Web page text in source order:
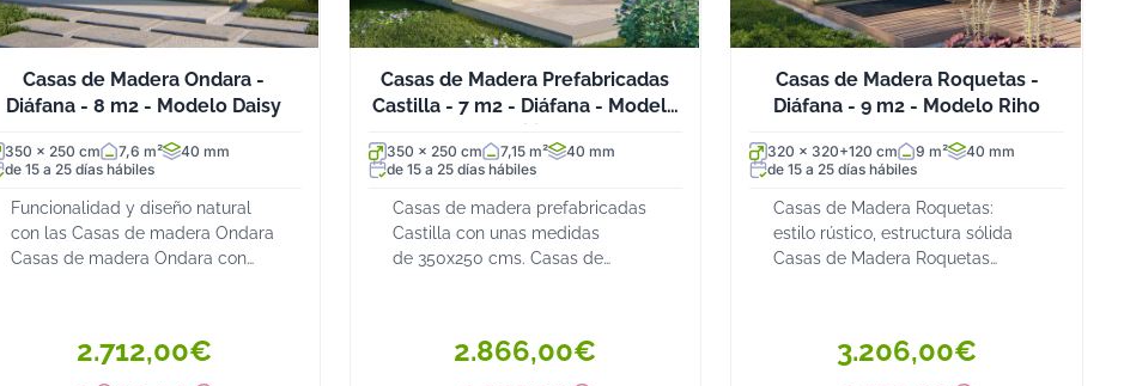
Casas de Madera Ondara -
Diáfana - 8 m2 - Modelo Daisy
350 x 250 cm 7,6 m²
40 mm
de 15 a 25 días hábiles
Funcionalidad y diseño natural
con las Casas de madera Ondara
Casas de madera Ondara con
ideal para qu...2.712,00€
Casas de Madera Prefabricadas
Castilla - 7 m2 - Diáfana - Modelo
350 x 250 cm 7,15 m²
40 mm
de 15 a 25 días hábiles
Casas de madera prefabricadas
Castilla con unas medidas
de 350x250 cms. Casas de
ventanales de doble acrist...
2.866,00€
Casas de Madera Roquetas -
Diáfana - 9 m2 - Modelo Riho
320 x 320+120 cm 9 m²
40 mm
de 15 a 25 días hábiles
Casas de Madera Roquetas:
estilo rústico, estructura sólida
Casas de Madera Roquetas
una solución perfecta para q...
3.206,00€